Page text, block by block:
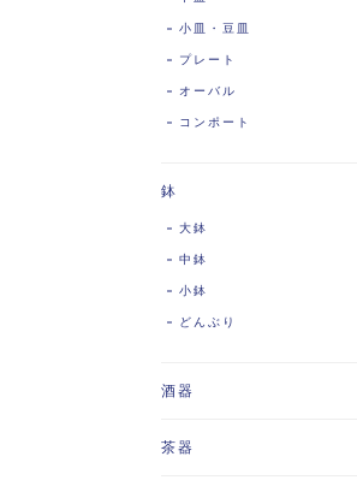
小皿・豆皿
プレート
オーバル
コンポート
鉢
大鉢
中鉢
小鉢
どんぶり
酒器
茶器